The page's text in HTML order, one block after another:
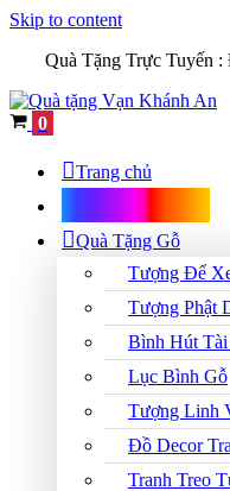
Skip to content
Quà Tặng Trực Tuyến :
Cart
0
Trang chủ
Quà Tặng Gỗ
Tượng Để
Tượng Phật
Bình Hút
Lục Bình Gỗ
Tượng Linh
Đồ Decor
Tranh Treo